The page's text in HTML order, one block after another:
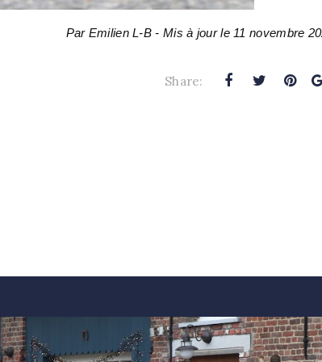
Par Emilien L-B - Mis à jour le 11 novembre
Share: